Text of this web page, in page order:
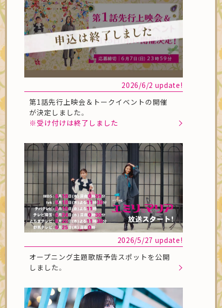
2026/6/2 update!
第1話先行上映会＆トークイベントの開催
が決定しました。
※受け付けは終了しました
2026/5/27 update!
オープニング主題歌版予告スポットを公開
しました。